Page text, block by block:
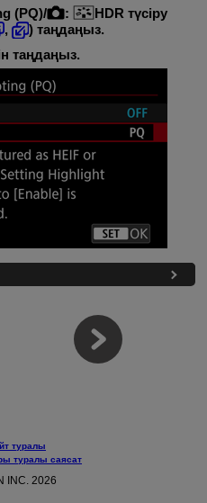
(PQ)/ :
HDR түсіру
,
) таңдаңыз.
таңдаңыз.
туралы
туралы саясат
INC. 2026